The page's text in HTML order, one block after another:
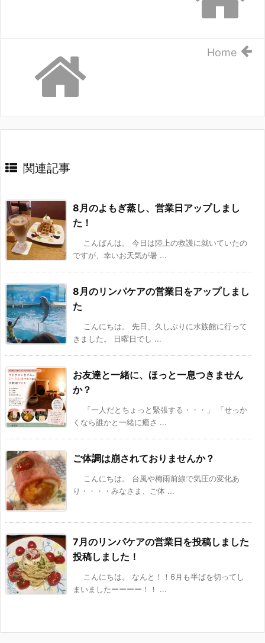
Home
関連記事
8月のよもぎ蒸し、営業日アップしまし
た！
こんばんは。 今日は陸上の救護に就いていたの
ですが、幸いお天気が暑 ...
8月のリンパケアの営業日をアップしまし
た
こんにちは。 先日、久しぶりに水族館に行って
きました。 日曜日でし ...
お友達と一緒に、ほっと一息つきません
か？
「一人だとちょっと緊張する・・・」 「せっか
くなら誰かと一緒に癒さ ...
ご体調は崩されておりませんか？
こんにちは。 台風や梅雨前線で気圧の変化あ
り・・・・みなさま、ご体 ...
7月のリンパケアの営業日を投稿しました
投稿しました！
こんにちは。 なんと！！6月も半ばを切ってし
まいましたーーーー！！ ...